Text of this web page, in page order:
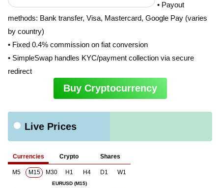
• Payout
methods: Bank transfer, Visa, Mastercard, Google Pay (varies
by country)
• Fixed 0.4% commission on fiat conversion
• SimpleSwap handles KYC/payment collection via secure
redirect
Buy Cryptocurrency
Live Prices